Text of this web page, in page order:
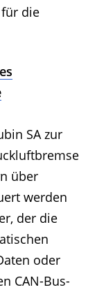
die
SA zur
über
werden
der die
oder
CAN-Bus-